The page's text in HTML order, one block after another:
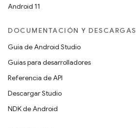
Android 11
DOCUMENTACIÓN Y DESCARGAS
Guía de Android Studio
Guías para desarrolladores
Referencia de API
Descargar Studio
NDK de Android